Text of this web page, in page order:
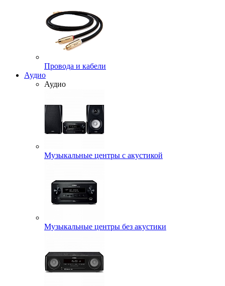
Провода и кабели
Аудио
Аудио
Музыкальные центры с акустикой
Музыкальные центры без акустики